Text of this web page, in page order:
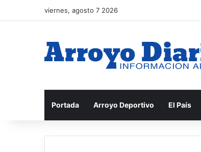
viernes, agosto 7 2026
Portada Arroyo Deportivo El País